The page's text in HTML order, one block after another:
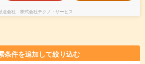
遣会社 株式会社テクノ・サービス
条件を追加して絞り込む